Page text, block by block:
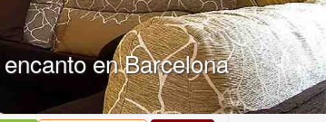
en Barcelona